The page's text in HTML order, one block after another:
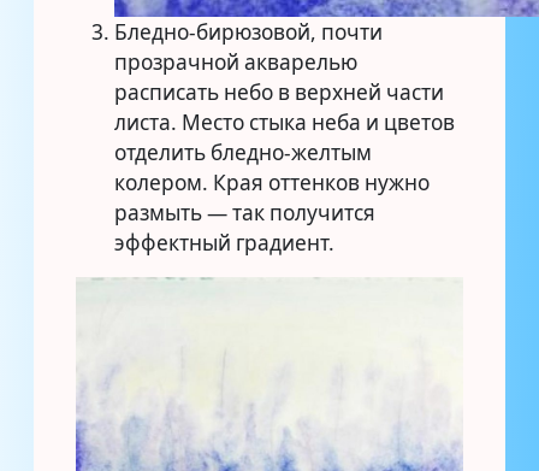
Бледно-бирюзовой, почти
прозрачной акварелью
расписать небо в верхней части
листа. Место стыка неба и цветов
отделить бледно-желтым
колером. Края оттенков нужно
размыть — так получится
эффектный градиент.